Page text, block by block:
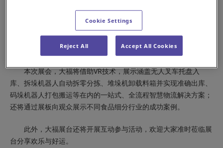
在成都西部国际博览城正式拉开序幕。展览总面积21.5万平方米，
4000家展商参展。株式会社大福旗下分公司——大福（中国）物
流设备有限公司将亮相本次展会食品机械专区（展位号：2号馆
2B011T），主打全自动化物流解决方案在食品领域的应用。
本次展会，大福将借助VR技术，展示涵盖无人叉车托盘入
库、拆垛机器人自动拆零分拣、堆垛机卸载料箱并实现准确出库、
码垛机器人打包搬运等在内的一站式、全流程智慧物流解决方案；
还将通过展板向观众展示不同食品细分行业的成功案例。
此外，大福展台还将开展互动参与活动，欢迎大家准时莅临展
台分享欢乐与好运。
Cookie Settings
Reject All Accept All Cookies